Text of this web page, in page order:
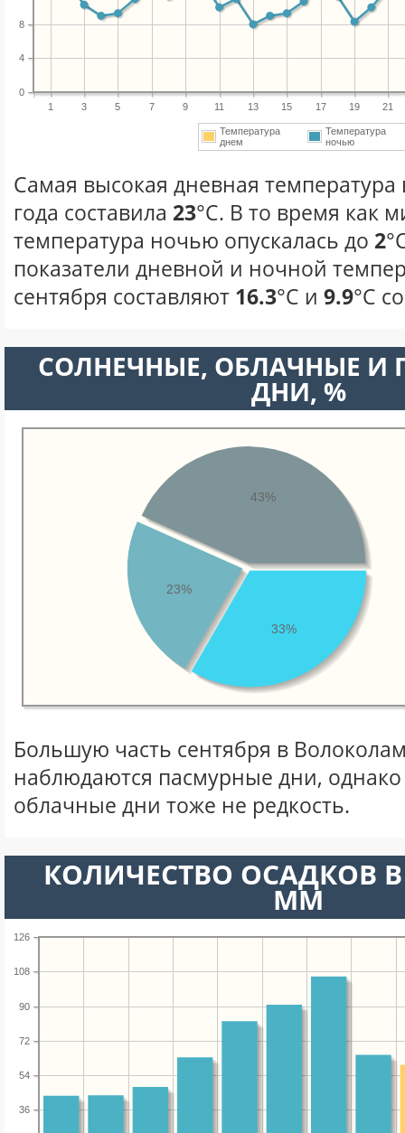
1 3 5 7 9 11 13 15 17 19 21
0
4
8
Температура
днем
Температура
ночью
Самая высокая дневная температура
года составила 23°С. В то время как
температура ночью опускалась до 2
показатели дневной и ночной
сентября составляют 16.3°С и 9.9°С
CОЛНЕЧНЫЕ, ОБЛАЧНЫЕ И
ДНИ, %
33%
23%
43%
Большую часть сентября в
наблюдаются пасмурные дни,
облачные дни тоже не редкость.
КОЛИЧЕСТВО ОСАДКОВ В
ММ
36
54
72
90
108
126